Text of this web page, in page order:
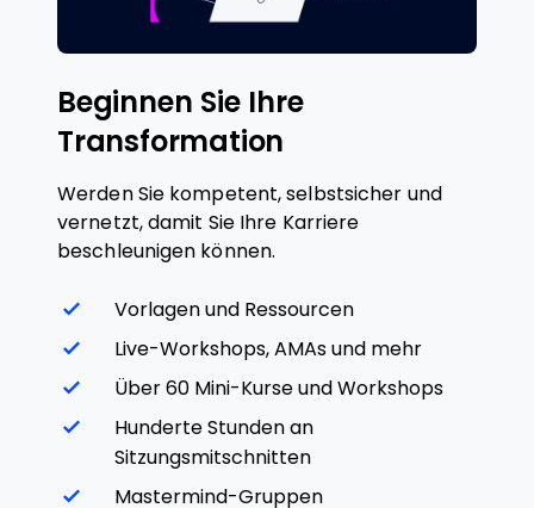
Beginnen Sie Ihre
Transformation
Werden Sie kompetent, selbstsicher und
vernetzt, damit Sie Ihre Karriere
beschleunigen können.
Vorlagen und Ressourcen
Live-Workshops, AMAs und mehr
Über 60 Mini-Kurse und Workshops
Hunderte Stunden an
Sitzungsmitschnitten
Mastermind-Gruppen